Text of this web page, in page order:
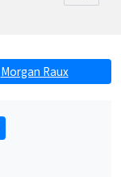
Morgan Raux